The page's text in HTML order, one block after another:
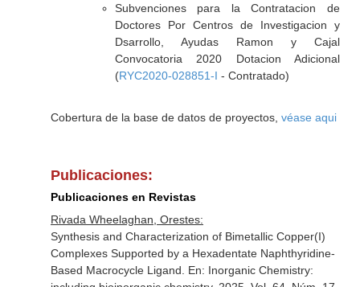
Subvenciones para la Contratacion de
Doctores Por Centros de Investigacion y
Dsarrollo, Ayudas Ramon y Cajal
Convocatoria 2020 Dotacion Adicional
(RYC2020-028851-I - Contratado)
Cobertura de la base de datos de proyectos, véase aqui
Publicaciones:
Publicaciones en Revistas
Rivada Wheelaghan, Orestes:
Synthesis and Characterization of Bimetallic Copper(I)
Complexes Supported by a Hexadentate Naphthyridine-
Based Macrocycle Ligand. En: Inorganic Chemistry: